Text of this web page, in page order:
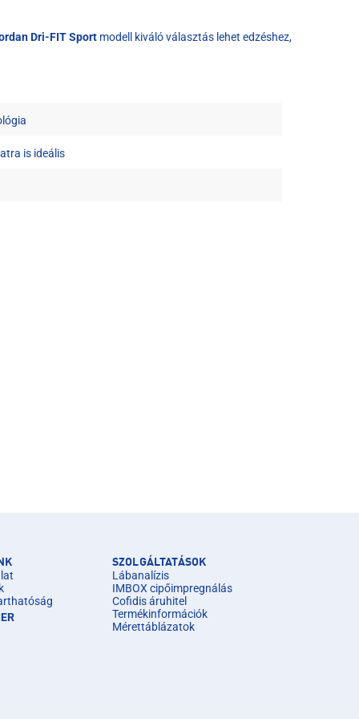
Dri-FIT Sport modell kiváló választás lehet edzéshez,
is ideális
SZOLGÁLTATÁSOK
Lábanalízis
IMBOX cipőimpregnálás
Cofidis áruhitel
Termékinformációk
Mérettáblázatok